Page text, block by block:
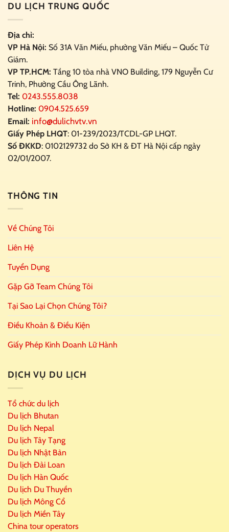
DU LỊCH TRUNG QUỐC
Địa chỉ:
VP Hà Nội: Số 31A Văn Miếu, phường Văn Miếu – Quốc Tử
Giám.
VP TP.HCM: Tầng 10 tòa nhà VNO Building, 179 Nguyễn Cư
Trinh, Phường Cầu Ông Lãnh.
Tel: 0243.555.8038
Hotline: 0904.525.659
Email: info@dulichvtv.vn
Giấy Phép LHQT: 01-239/2023/TCDL-GP LHQT.
Số ĐKKD: 0102129732 do Sở KH & ĐT Hà Nội cấp ngày
02/01/2007.
THÔNG TIN
Về Chúng Tôi
Liên Hệ
Tuyển Dụng
Gặp Gỡ Team Chúng Tôi
Tại Sao Lại Chọn Chúng Tôi?
Điều Khoản & Điều Kiện
Giấy Phép Kinh Doanh Lữ Hành
DỊCH VỤ DU LỊCH
Tổ chức du lịch
Du lịch Bhutan
Du lịch Nepal
Du lịch Tây Tạng
Du lịch Nhật Bản
Du lịch Đài Loan
Du lịch Hàn Quốc
Du lịch Du Thuyền
Du lịch Mông Cổ
Du lịch Miền Tây
China tour operators